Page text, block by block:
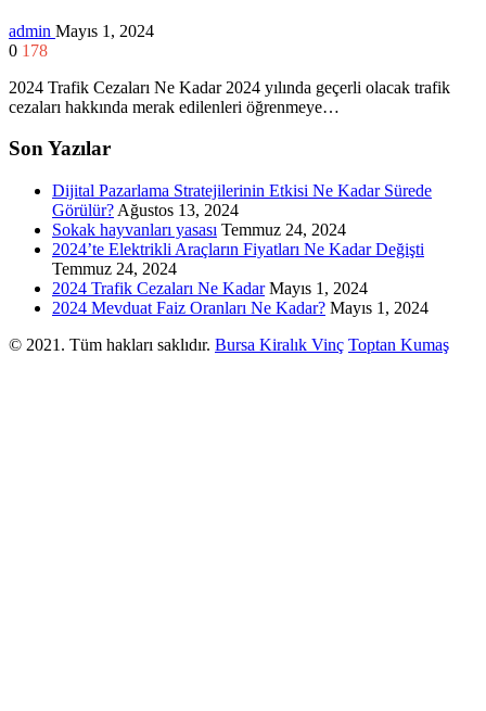
admin Mayıs 1, 2024
0 178
2024 Trafik Cezaları Ne Kadar 2024 yılında geçerli olacak trafik
cezaları hakkında merak edilenleri öğrenmeye…
Son Yazılar
Dijital Pazarlama Stratejilerinin Etkisi Ne Kadar Sürede
Görülür? Ağustos 13, 2024
Sokak hayvanları yasası Temmuz 24, 2024
2024’te Elektrikli Araçların Fiyatları Ne Kadar Değişti
Temmuz 24, 2024
2024 Trafik Cezaları Ne Kadar Mayıs 1, 2024
2024 Mevduat Faiz Oranları Ne Kadar? Mayıs 1, 2024
© 2021. Tüm hakları saklıdır. Bursa Kiralık Vinç Toptan Kumaş